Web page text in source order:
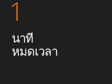
1
นาที
หมดเวลา